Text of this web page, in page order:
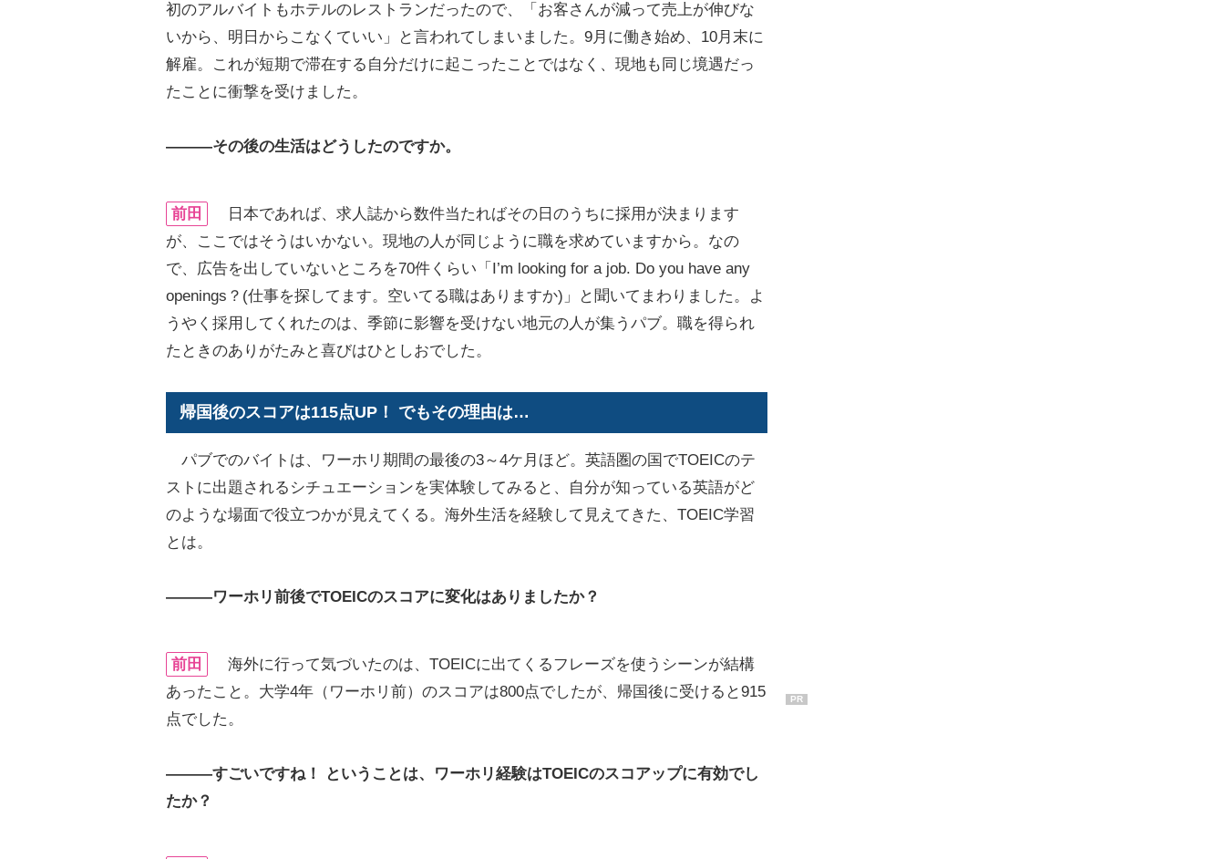
初のアルバイトもホテルのレストランだったので、「お客さんが減って売上が伸びな
いから、明日からこなくていい」と言われてしまいました。9月に働き始め、10月末に
解雇。これが短期で滞在する自分だけに起こったことではなく、現地も同じ境遇だっ
たことに衝撃を受けました。
―――その後の生活はどうしたのですか。
前田
日本であれば、求人誌から数件当たればその日のうちに採用が決まります
が、ここではそうはいかない。現地の人が同じように職を求めていますから。なの
で、広告を出していないところを70件くらい「I’m looking for a job. Do you have any
openings？(仕事を探してます。空いてる職はありますか)」と聞いてまわりました。よ
うやく採用してくれたのは、季節に影響を受けない地元の人が集うパブ。職を得られ
たときのありがたみと喜びはひとしおでした。
帰国後のスコアは115点UP！ でもその理由は…
パブでのバイトは、ワーホリ期間の最後の3～4ケ月ほど。英語圏の国でTOEICのテ
ストに出題されるシチュエーションを実体験してみると、自分が知っている英語がど
のような場面で役立つかが見えてくる。海外生活を経験して見えてきた、TOEIC学習
とは。
―――ワーホリ前後でTOEICのスコアに変化はありましたか？
前田
海外に行って気づいたのは、TOEICに出てくるフレーズを使うシーンが結構
あったこと。大学4年（ワーホリ前）のスコアは800点でしたが、帰国後に受けると915
点でした。
―――すごいですね！ ということは、ワーホリ経験はTOEICのスコアップに有効でし
たか？
PR